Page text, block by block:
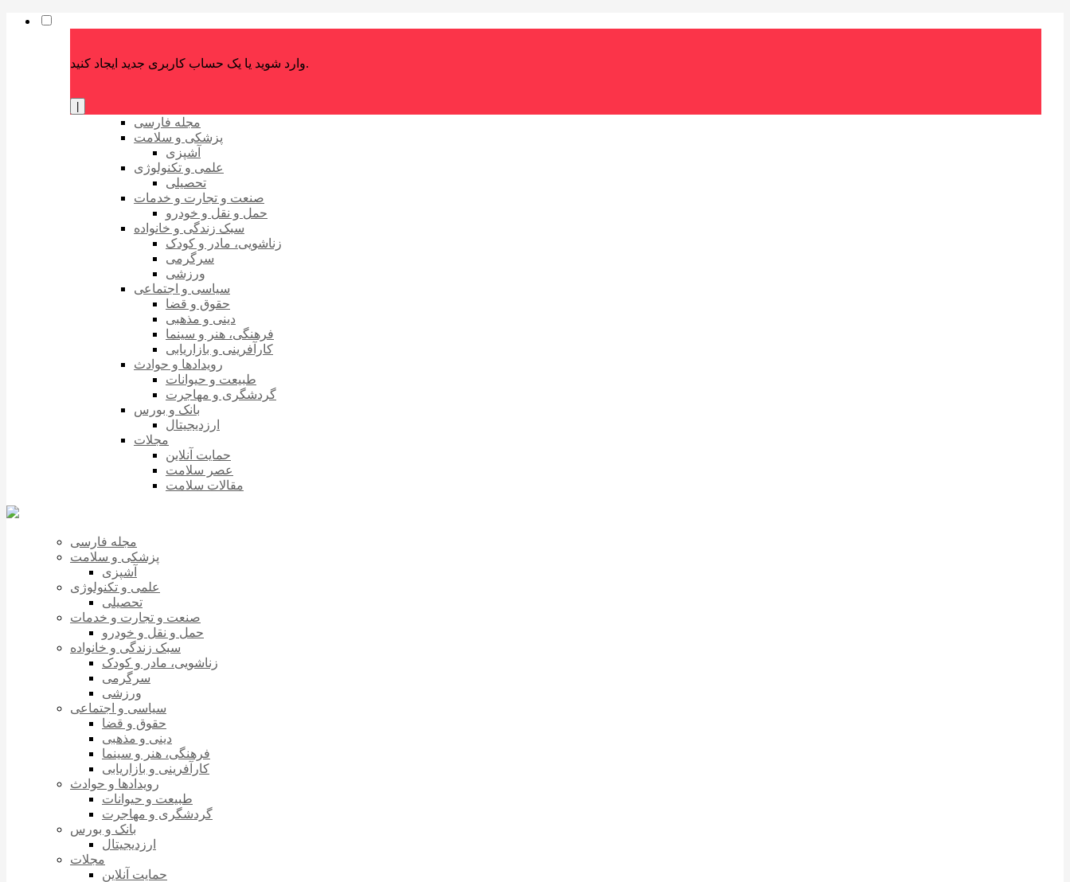
وارد شوید یا یک حساب کاربری جدید ایجاد کنید.
مجله فارسی
پزشکی و سلامت
آشپزی
علمی و تکنولوژی
تحصیلی
صنعت و تجارت و خدمات
حمل و نقل و خودرو
سبک زندگی و خانواده
زناشویی، مادر و کودک
سرگرمی
ورزشی
سیاسی و اجتماعی
حقوق و قضا
دینی و مذهبی
فرهنگی، هنر و سینما
کارآفرینی و بازاریابی
رویدادها و حوادث
طبیعت و حیوانات
گردشگری و مهاجرت
بانک و بورس
ارزدیجیتال
مجلات
حمایت آنلاین
عصر سلامت
مقالات سلامت
مجله فارسی
پزشکی و سلامت
آشپزی
علمی و تکنولوژی
تحصیلی
صنعت و تجارت و خدمات
حمل و نقل و خودرو
سبک زندگی و خانواده
زناشویی، مادر و کودک
سرگرمی
ورزشی
سیاسی و اجتماعی
حقوق و قضا
دینی و مذهبی
فرهنگی، هنر و سینما
کارآفرینی و بازاریابی
رویدادها و حوادث
طبیعت و حیوانات
گردشگری و مهاجرت
بانک و بورس
ارزدیجیتال
مجلات
حمایت آنلاین